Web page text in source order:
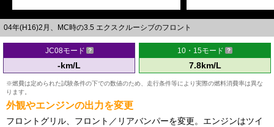
04年(H16)2月、MC時の3.5 エクスクルーシブのフロント
JC08モード
-km/L
10・15モード
7.8km/L
※燃費は定められた試験条件の下での数値のため、走行条件等により実際の燃料消費率は異な
ります。
外観やエンジンの出力を変更
フロントグリル、フロント／リアバンパーを変更。エンジンはツイ